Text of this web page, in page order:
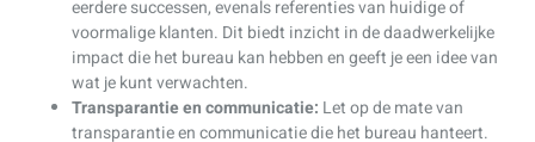
eerdere successen, evenals referenties van huidige of
voormalige klanten. Dit biedt inzicht in de daadwerkelijke
impact die het bureau kan hebben en geeft je een idee van
wat je kunt verwachten.
Transparantie en communicatie: Let op de mate van
transparantie en communicatie die het bureau hanteert.